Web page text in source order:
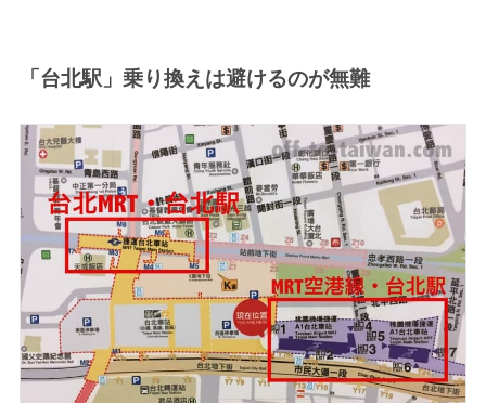
「台北駅」乗り換えは避けるのが無難